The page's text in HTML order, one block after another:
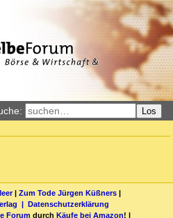
Los
| Zum Tode Jürgen Küßners |
| Datenschutzerklärung
Forum durch Käufe bei Amazon! |